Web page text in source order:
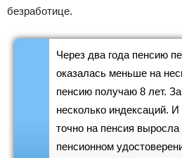
безработице.
Через два года пенсию
оказалась меньше на
пенсию получаю 8 лет.
несколько индексаций.
точно на пенсия
пенсионном